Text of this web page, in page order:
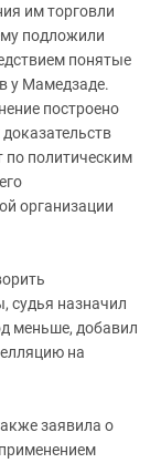
им торговли
подложили
понятые
у Мамедзаде.
построено
по политическим
организации
судья назначил
меньше, добавил
на
заявила о